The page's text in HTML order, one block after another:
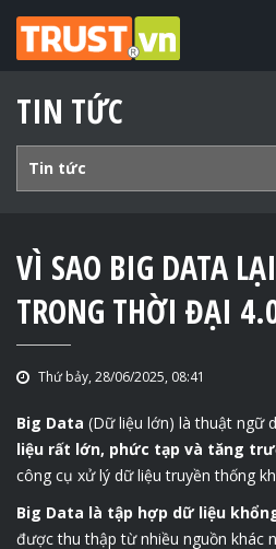
TIN TỨC
Tin tức
VÌ SAO BIG DATA
TRONG THỜI ĐẠI
Thứ bảy, 28/06/2025, 08:41
Big Data (Dữ liệu lớn) là thuật ngữ
liệu rất lớn, phức tạp và tăng
công cụ xử lý dữ liệu truyền thống
Big Data là tập hợp dữ liệu
được thu thập từ nhiều nguồn khác